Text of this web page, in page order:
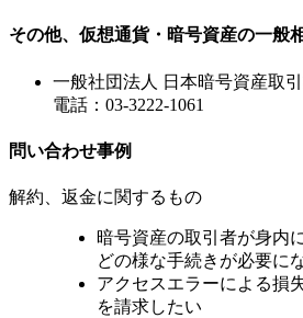
その他、仮想通貨・暗号資産の一般
一般社団法人 日本暗号資産取
電話：03-3222-1061
問い合わせ事例
解約、返金に関するもの
暗号資産の取引者が身内
どの様な手続きが必要に
アクセスエラーによる損
を請求したい